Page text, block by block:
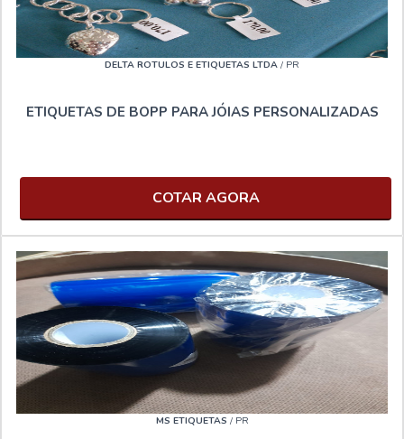
DELTA ROTULOS E ETIQUETAS LTDA / PR
ETIQUETAS DE BOPP PARA JÓIAS PERSONALIZADAS
COTAR AGORA
MS ETIQUETAS / PR